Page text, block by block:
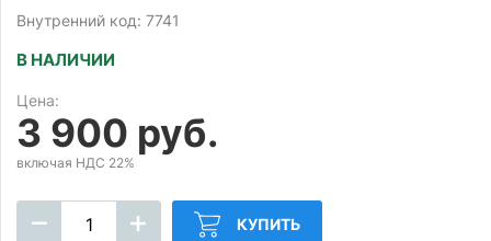
Внутренний код: 7741
В НАЛИЧИИ
Цена:
3 900 руб.
включая НДС 22%
КУПИТЬ